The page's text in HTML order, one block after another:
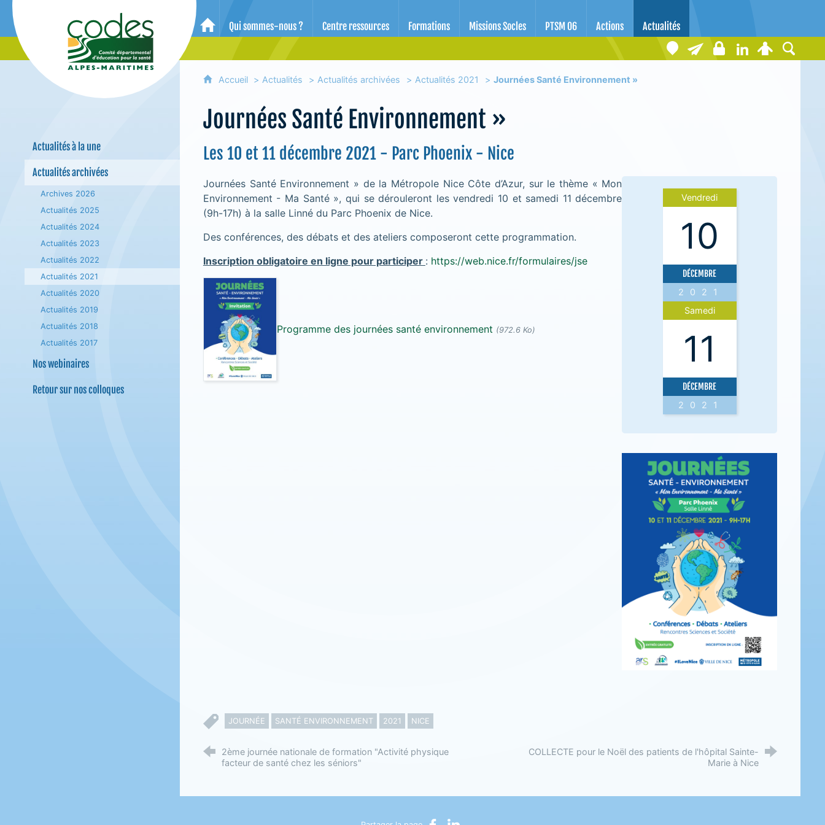
CoDES 06 - Comité départemental d'éducation pour la santé des Alpes-Maritimes
Accueil
Qui sommes-nous ? Centre ressources Formations Missions Socles PTSM 06 Actions Actualités
Actualités à la une
Actualités archivées
Archives 2026
Actualités 2025
Actualités 2024
Actualités 2023
Actualités 2022
Actualités 2021
Actualités 2020
Actualités 2019
Actualités 2018
Actualités 2017
Nos webinaires
Retour sur nos colloques
Accueil Actualités Actualités archivées Actualités 2021 Journées Santé Environnement »
Journées Santé Environnement »
Les 10 et 11 décembre 2021 - Parc Phoenix - Nice
Journées Santé Environnement » de la Métropole Nice Côte d’Azur, sur le thème « Mon
Environnement - Ma Santé », qui se dérouleront les vendredi 10 et samedi 11 décembre
(9h-17h) à la salle Linné du Parc Phoenix de Nice.
Des conférences, des débats et des ateliers composeront cette programmation.
Inscription obligatoire en ligne pour participer : https://web.nice.fr/formulaires/jse
Programme des journées santé environnement (972.6 Ko)
Vendredi
10
DÉCEMBRE
2021
Samedi
11
DÉCEMBRE
2021
JOURNÉE SANTÉ ENVIRONNEMENT 2021 NICE
2ème journée nationale de formation "Activité physique
facteur de santé chez les séniors"
COLLECTE pour le Noël des patients de l'hôpital Sainte-
Marie à Nice
Partager sur Facebook
Partager sur LinkedIn